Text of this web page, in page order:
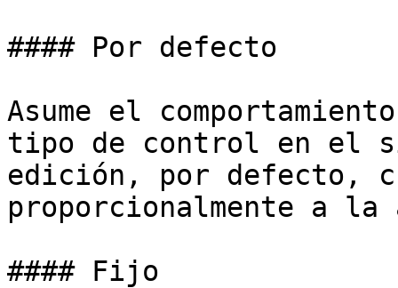
#### Por defecto
Asume el
tipo de control en el
edición, por defecto,
proporcionalmente a
#### Fijo